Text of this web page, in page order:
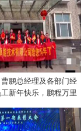
鹏总经理及各部门经
新年快乐，鹏程万里